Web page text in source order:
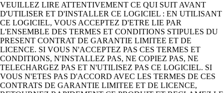
VEUILLEZ LIRE ATTENTIVEMENT CE QUI SUIT AVANT
D'UTILISER ET D'INSTALLER CE LOGICIEL : EN UTILISANT
CE LOGICIEL, VOUS ACCEPTEZ D'ETRE LIE PAR
L'ENSEMBLE DES TERMES ET CONDITIONS STIPULES DU
PRESENT CONTRAT DE GARANTIE LIMITEE ET DE
LICENCE. SI VOUS N'ACCEPTEZ PAS CES TERMES ET
CONDITIONS, N'INSTALLEZ PAS, NE COPIEZ PAS, NE
TELECHARGEZ PAS ET N'UTILISEZ PAS CE LOGICIEL. SI
VOUS N'ETES PAS D'ACCORD AVEC LES TERMES DE CES
CONTRATS DE GARANTIE LIMITEE ET DE LICENCE,